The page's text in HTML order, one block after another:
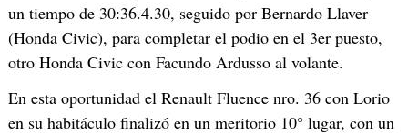
un tiempo de 30:36.4.30, seguido por Bernardo Llaver
(Honda Civic), para completar el podio en el 3er puesto,
otro Honda Civic con Facundo Ardusso al volante.
En esta oportunidad el Renault Fluence nro. 36 con Lorio
en su habitáculo finalizó en un meritorio 10° lugar, con un